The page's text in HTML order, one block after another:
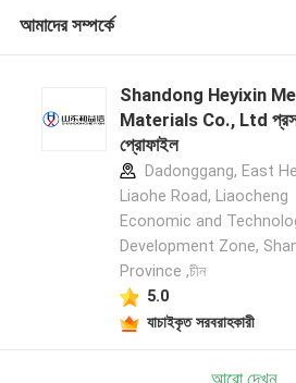
আমাদের সম্পর্কে
Shandong Heyixin
Materials Co., Ltd
প্রোফাইল
Dadonggang, East
Liaohe Road, Liaocheng
Economic and
Development Zone,
Province ,চীন
5.0
যাচাইকৃত সরবরাহকারী
আরো দেখুন